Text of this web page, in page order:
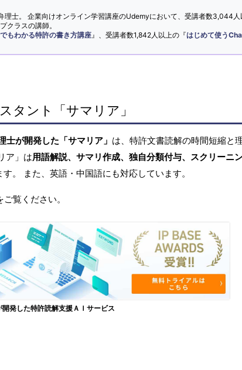
理士。 企業向けオンライン学習講座のUdemyにおいて、受講者数3,044人
クラスの講師。
もわかる特許の書き方講座 』、受講者数1,842人以上の『はじめて使う
タント「サマリア」
士が開発した「サマリア」 は、特許文書読解の時間短縮と
ア」は用語解説、サマリ作成、独自分類付与、スクリーニ
。 また、英語・中国語にも対応しています。
覧ください。
開発した特許読解支援ＡＩサービス